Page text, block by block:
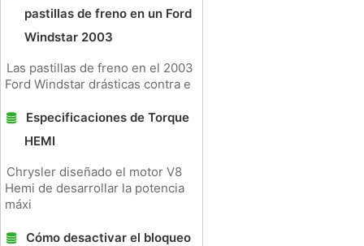
pastillas de freno en un Ford
Windstar 2003
Las pastillas de freno en el 2003
Ford Windstar drásticas contra e
Especificaciones de Torque
HEMI
Chrysler diseñado el motor V8
Hemi de desarrollar la potencia
máxi
Cómo desactivar el bloqueo